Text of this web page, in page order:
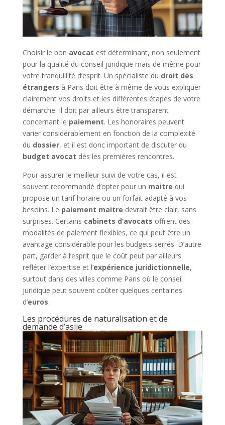
Choisir le bon avocat est déterminant, non seulement
pour la qualité du conseil juridique mais de même pour
votre tranquillité d’esprit. Un spécialiste du droit des
étrangers à Paris doit être à même de vous expliquer
clairement vos droits et les différentes étapes de votre
démarche. Il doit par ailleurs être transparent
concernant le paiement. Les honoraires peuvent
varier considérablement en fonction de la complexité
du dossier, et il est donc important de discuter du
budget avocat dès les premières rencontres.
Pour assurer le meilleur suivi de votre cas, il est
souvent recommandé d’opter pour un maitre qui
propose un tarif horaire ou un forfait adapté à vos
besoins. Le paiement maitre devrait être clair, sans
surprises. Certains cabinets d’avocats offrent des
modalités de paiement flexibles, ce qui peut être un
avantage considérable pour les budgets serrés. D’autre
part, garder à l’esprit que le coût peut par ailleurs
refléter l’expertise et l’expérience juridictionnelle,
surtout dans des villes comme Paris où le conseil
juridique peut souvent coûter quelques centaines
d’euros.
Les procédures de naturalisation et de
demande d’asile